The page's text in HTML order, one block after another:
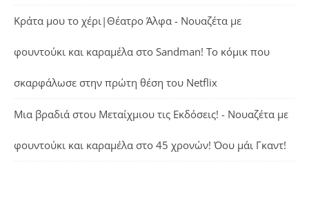
Κράτα μου το χέρι|Θέατρο Άλφα - Νουαζέτα με
φουντούκι και καραμέλα στο Sandman! Το κόμικ που
σκαρφάλωσε στην πρώτη θέση του Netflix
Μια βραδιά στου Μεταίχμιου τις Εκδόσεις! - Νουαζέτα με
φουντούκι και καραμέλα στο 45 χρονών! Όου μάι Γκαντ!